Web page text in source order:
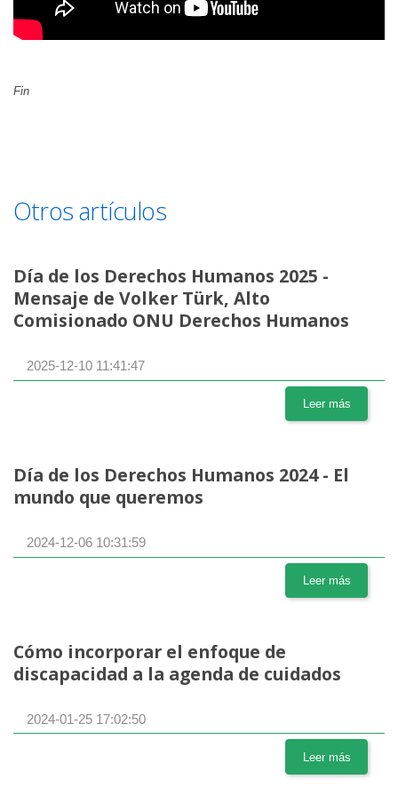
Fin
Otros artículos
Día de los Derechos Humanos 2025 -
Mensaje de Volker Türk, Alto
Comisionado ONU Derechos Humanos
2025-12-10 11:41:47
Leer más
Día de los Derechos Humanos 2024 - El
mundo que queremos
2024-12-06 10:31:59
Leer más
Cómo incorporar el enfoque de
discapacidad a la agenda de cuidados
2024-01-25 17:02:50
Leer más